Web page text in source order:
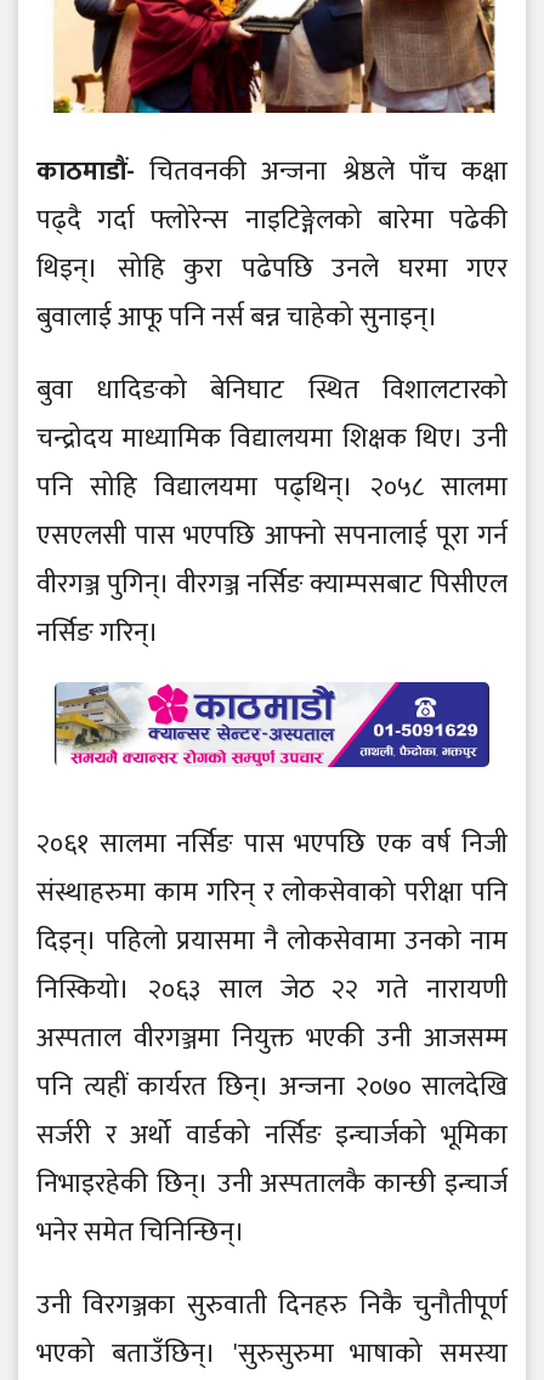
काठमाडौं-चितवनकी अन्जना श्रेष्ठले पाँच कक्षा
पढ्दै गर्दा फ्लोरेन्स नाइटिङ्गेलको बारेमा पढेकी
थिइन्। सोहि कुरा पढेपछि उनले घरमा गएर
बुवालाई आफू पनि नर्स बन्न चाहेको सुनाइन्।
बुवा धादिङको बेनिघाट स्थित विशालटारको
चन्द्रोदय माध्यामिक विद्यालयमा शिक्षक थिए। उनी
पनि सोहि विद्यालयमा पढ्थिन्। २०५८ सालमा
एसएलसी पास भएपछि आफ्नो सपनालाई पूरा गर्न
वीरगञ्ज पुगिन्। वीरगञ्ज नर्सिङ क्याम्पसबाट पिसीएल
नर्सिङ गरिन्।
२०६१ सालमा नर्सिङ पास भएपछि एक वर्ष निजी
संस्थाहरुमा काम गरिन् र लोकसेवाको परीक्षा पनि
दिइन्। पहिलो प्रयासमा नै लोकसेवामा उनको नाम
निस्कियो। २०६३ साल जेठ २२ गते नारायणी
अस्पताल वीरगञ्जमा नियुक्त भएकी उनी आजसम्म
पनि त्यहीं कार्यरत छिन्। अन्जना २०७० सालदेखि
सर्जरी र अर्थो वार्डको नर्सिङ इन्चार्जको भूमिका
निभाइरहेकी छिन्। उनी अस्पतालकै कान्छी इन्चार्ज
भनेर समेत चिनिन्छिन्।
उनी विरगञ्जका सुरुवाती दिनहरु निकै चुनौतीपूर्ण
भएको बताउँछिन्। 'सुरुसुरुमा भाषाको समस्या